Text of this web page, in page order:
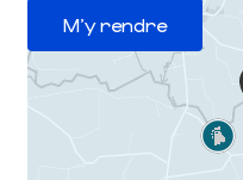
M'y rendre